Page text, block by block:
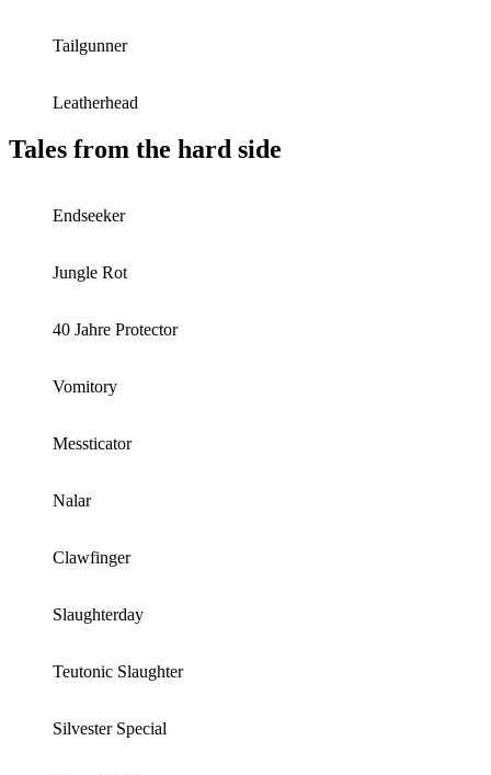
Tailgunner
Leatherhead
Tales from the hard side
Endseeker
Jungle Rot
40 Jahre Protector
Vomitory
Messticator
Nalar
Clawfinger
Slaughterday
Teutonic Slaughter
Silvester Special